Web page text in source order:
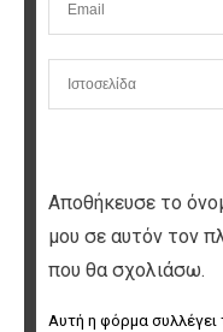
Αποθήκευσε το
μου σε αυτόν τον
που θα σχολιάσω.
Αυτή η φόρμα συλλέγει